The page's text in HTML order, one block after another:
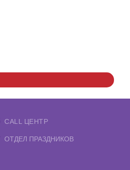
ОТДЕЛ ПРАЗДНИКОВ
CALL ЦЕНТР